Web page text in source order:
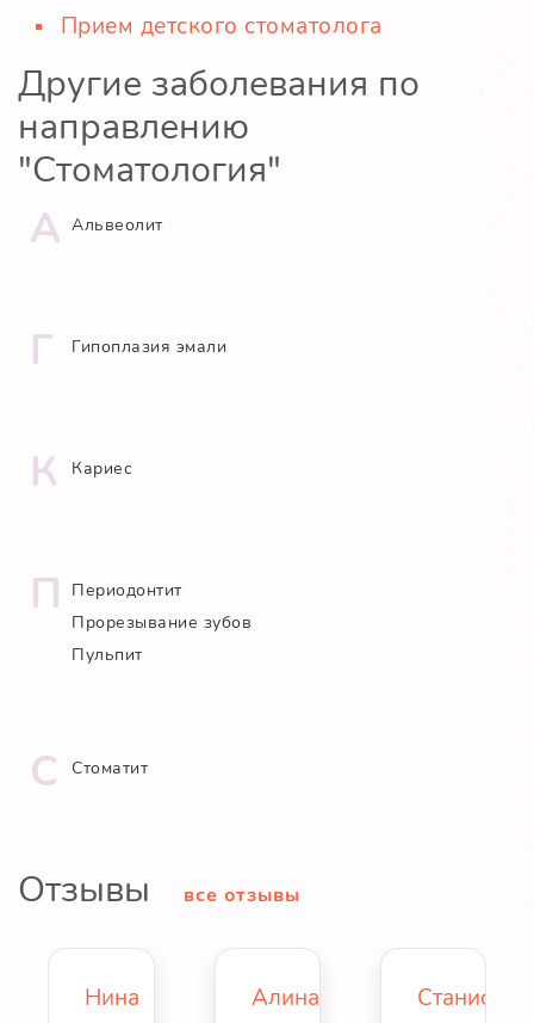
Прием детского стоматолога
Другие заболевания по
направлению
"Стоматология"
А Альвеолит
Г Гипоплазия эмали
К Кариес
П
Периодонтит
Прорезывание зубов
Пульпит
С Стоматит
Отзывы все отзывы
Нина Алина Станислав